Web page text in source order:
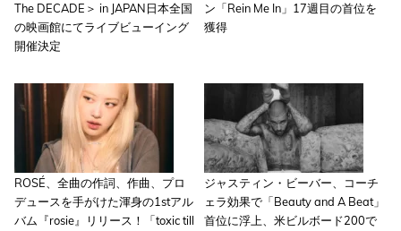
The DECADE＞ in JAPAN日本全国
の映画館にてライブビューイング
開催決定
ン「Rein Me In」17週目の首位を
獲得
ROSÉ、全曲の作詞、作曲、プロ
デュースを手がけた渾身の1stアル
バム『rosie』リリース！「toxic till
ジャスティン・ビーバー、コーチ
ェラ効果で「Beauty and A Beat」
首位に浮上、米ビルボード200で